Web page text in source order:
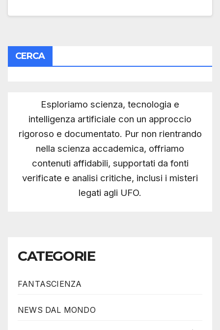
CERCA
Esploriamo scienza, tecnologia e
intelligenza artificiale con un approccio
rigoroso e documentato. Pur non rientrando
nella scienza accademica, offriamo
contenuti affidabili, supportati da fonti
verificate e analisi critiche, inclusi i misteri
legati agli UFO.
CATEGORIE
FANTASCIENZA
NEWS DAL MONDO